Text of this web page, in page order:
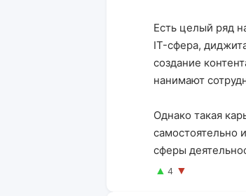
Есть целый ряд
IT-сфера,
создание
нанимают
Однако такая
самостоятельно
сферы
▲ 4 ▼